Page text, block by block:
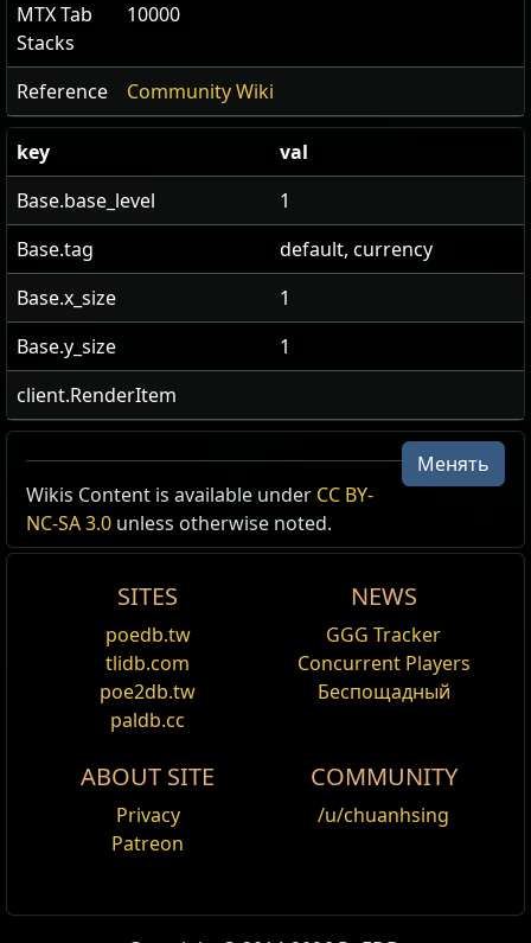
MTX Tab
Stacks
10000
Reference Community Wiki
key
val
Base.base_level
1
Base.tag
default, currency
Base.x_size
1
Base.y_size
1
client.RenderItem
US Realm Economy Wiki
24h
Сфера хаоса
Мистическая сфера возвышения
Божественная сфера
Мистическая сфера возвышения
Менять
Wikis Content is available under CC BY-
NC-SA 3.0 unless otherwise noted.
SITES
poedb.tw
tlidb.com
poe2db.tw
paldb.cc
NEWS
GGG Tracker
Concurrent Players
Беспощадный
ABOUT SITE
Privacy
Patreon
COMMUNITY
/u/chuanhsing